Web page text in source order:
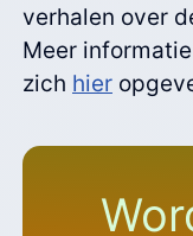
verhalen over
Meer
zich hier